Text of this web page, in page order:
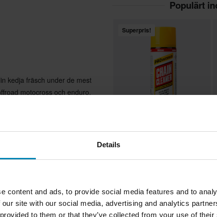
Details
content and ads, to provide social media features and to
site with our social media, advertising and analytics
to them or that they’ve collected from your use of
kedja fräsch under de mest
motocross och enduro.
vilket minimerar slitaget på
för kedjor, utvecklad speciellt
Populärt
Superpris!